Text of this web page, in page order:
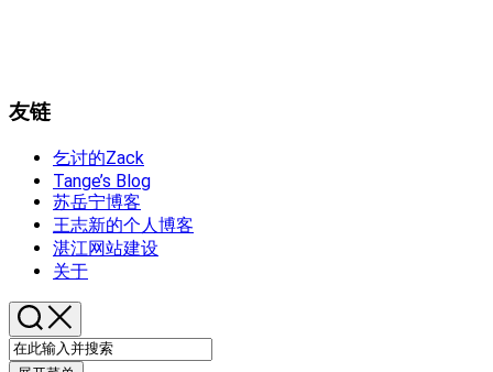
友链
乞讨的Zack
Tange’s Blog
苏岳宁博客
王志新的个人博客
湛江网站建设
关于